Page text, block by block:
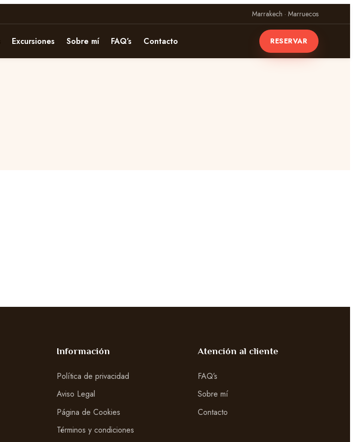
Marrakech · Marruecos
Excursiones Sobre mí FAQ’s Contacto RESERVAR
Información
Política de privacidad
Aviso Legal
Página de Cookies
Términos y condiciones
Atención al cliente
FAQ’s
Sobre mí
Contacto